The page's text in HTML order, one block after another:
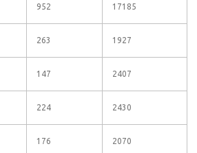
952 17185
263 1927
147 2407
224 2430
176 2070